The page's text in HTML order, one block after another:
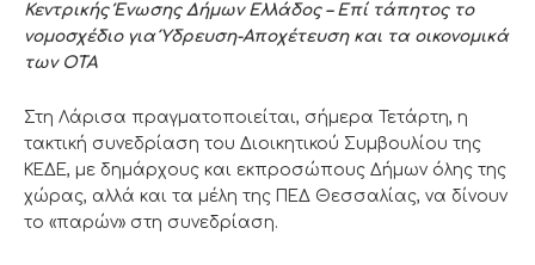
Κεντρικής Ένωσης Δήμων Ελλάδος – Επί τάπητος το
νομοσχέδιο για Ύδρευση-Αποχέτευση και τα οικονομικά
των ΟΤΑ
Στη Λάρισα πραγματοποιείται, σήμερα Τετάρτη, η
τακτική συνεδρίαση του Διοικητικού Συμβουλίου της
ΚΕΔΕ, με δημάρχους και εκπροσώπους Δήμων όλης της
χώρας, αλλά και τα μέλη της ΠΕΔ Θεσσαλίας, να δίνουν
το «παρών» στη συνεδρίαση.